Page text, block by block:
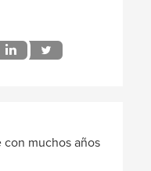
muchos años